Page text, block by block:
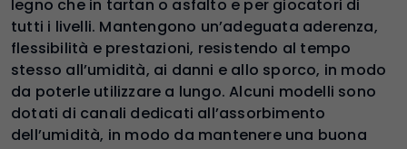
legno che in tartan o asfalto e per giocatori di
tutti i livelli. Mantengono un’adeguata aderenza,
flessibilità e prestazioni, resistendo al tempo
stesso all’umidità, ai danni e allo sporco, in modo
da poterle utilizzare a lungo. Alcuni modelli sono
dotati di canali dedicati all’assorbimento
dell’umidità, in modo da mantenere una buona